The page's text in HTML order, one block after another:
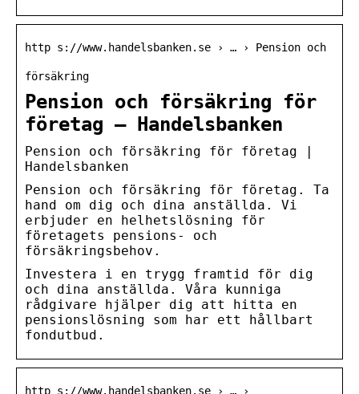
http s://www.handelsbanken.se › … › Pension och
försäkring
Pension och försäkring för
företag – Handelsbanken
Pension och försäkring för företag |
Handelsbanken
Pension och försäkring för företag. Ta
hand om dig och dina anställda. Vi
erbjuder en helhetslösning för
företagets pensions- och
försäkringsbehov.
Investera i en trygg framtid för dig
och dina anställda. Våra kunniga
rådgivare hjälper dig att hitta en
pensionslösning som har ett hållbart
fondutbud.
http s://www.handelsbanken.se › … ›